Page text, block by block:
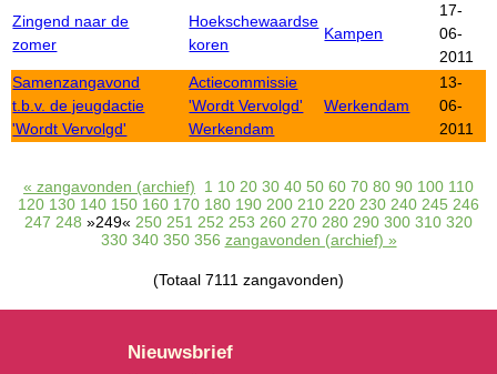
Zingend naar de
zomer
Hoekschewaardse
koren
Kampen
17-
06-
2011
Samenzangavond
t.b.v. de jeugdactie
'Wordt Vervolgd'
Actiecommissie
'Wordt Vervolgd'
Werkendam
Werkendam
13-
06-
2011
« zangavonden (archief) 1 10 20 30 40 50 60 70 80 90 100 110
120 130 140 150 160 170 180 190 200 210 220 230 240 245 246
247 248 »249« 250 251 252 253 260 270 280 290 300 310 320
330 340 350 356 zangavonden (archief) »
(Totaal 7111 zangavonden)
Nieuwsbrief